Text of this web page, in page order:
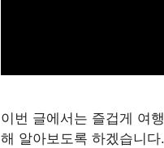
이번 글에서는 즐겁게 여
해 알아보도록 하겠습니